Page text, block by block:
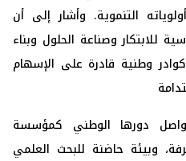
التنموية. وأشار إلى أن
للابتكار وصناعة الحلول وبناء
وطنية قادرة على الإسهام
دورها الوطني كمؤسسة
وبيئة حاضنة للبحث العلمي